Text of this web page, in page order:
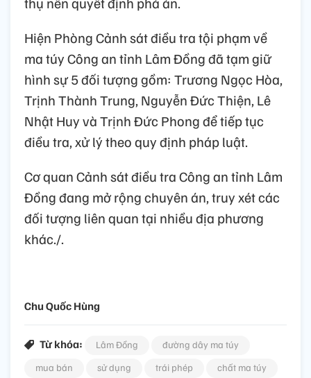
Hiện Phòng Cảnh sát điều tra tội phạm về
ma túy Công an tỉnh Lâm Đồng đã tạm giữ
hình sự 5 đối tượng gồm: Trương Ngọc Hòa,
Trịnh Thành Trung, Nguyễn Đức Thiện, Lê
Nhật Huy và Trịnh Đức Phong để tiếp tục
điều tra, xử lý theo quy định pháp luật.
Cơ quan Cảnh sát điều tra Công an tỉnh Lâm
Đồng đang mở rộng chuyên án, truy xét các
đối tượng liên quan tại nhiều địa phương
khác./.
Chu Quốc Hùng
Từ khóa: Lâm Đồng
đường dây ma túy
mua bán
sử dụng trái phép chất ma túy